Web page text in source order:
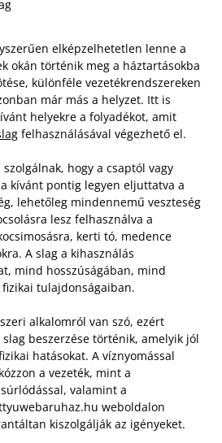
elképzelhetetlen lenne a
okán történik meg a háztartásokba
különféle vezetékrendszereken
már más a helyzet. Itt is
helyekre a folyadékot, amit
felhasználásával végezhető el.
hogy a csaptól vagy
kívánt pontig legyen eljuttatva a
lehetőleg mindennemű veszteség
lesz felhasználva a
kerti tó, medence
A slag a kihasználás
mind hosszúságában, mind
tulajdonságaiban.
alkalomról van szó, ezért
beszerzése történik, amelyik jól
hatásokat. A víznyomással
a vezeték, mint a
valamint a
weboldalon
kiszolgálják az igényeket.